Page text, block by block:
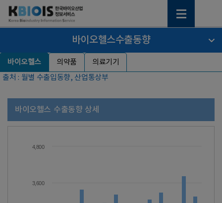
바이오헬스수출동향
바이오헬스 의약품
의료기기
출처 : 월별 수출입동향, 산업통상부
바이오헬스 수출동향 상세
3,600
4,800